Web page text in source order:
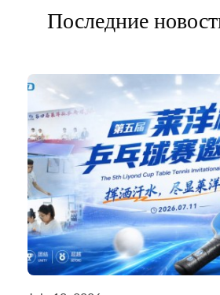
Последние